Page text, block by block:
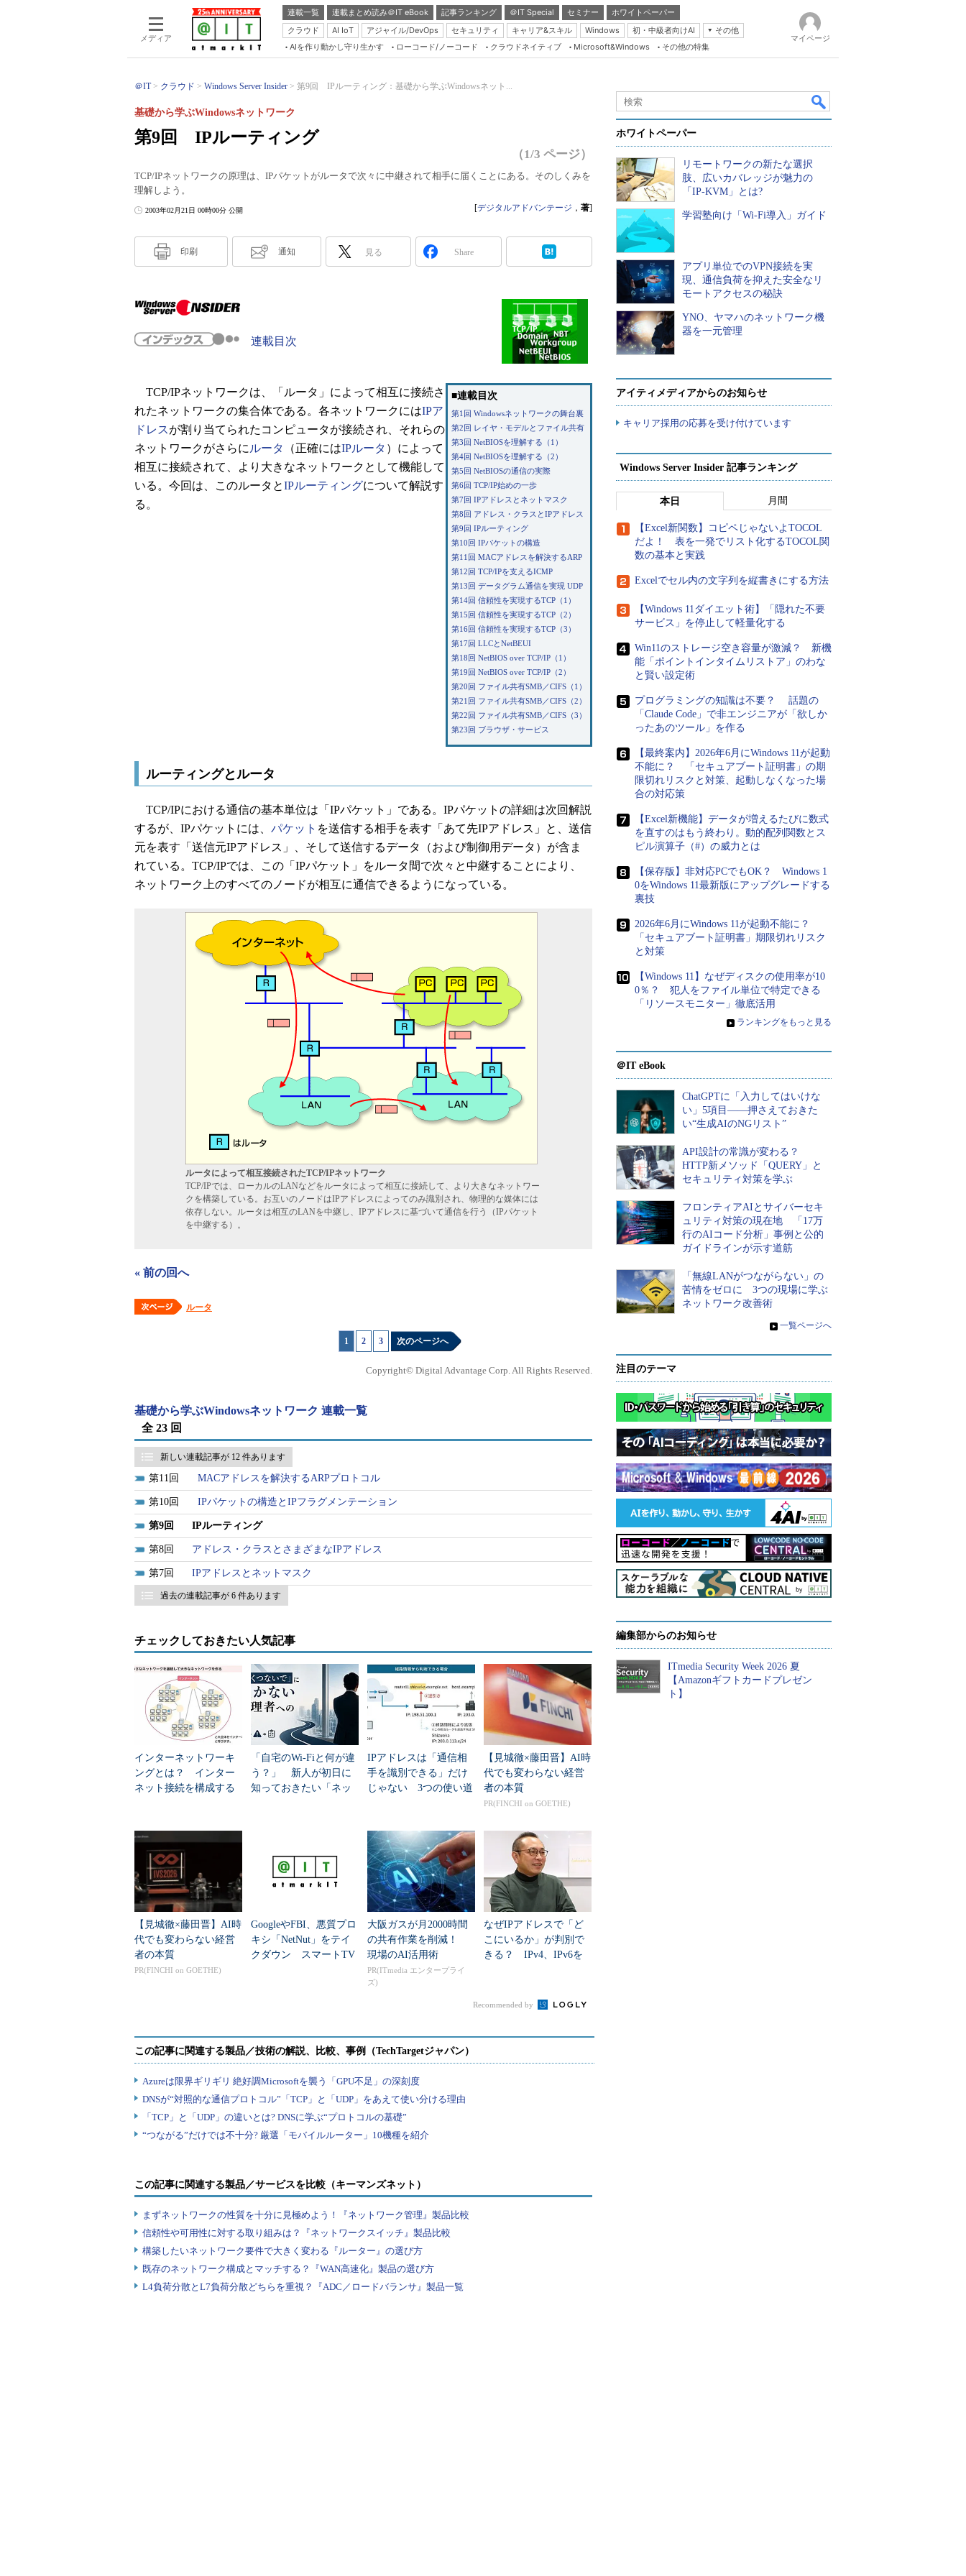
メディア
連載一覧 連載まとめ読み＠IT eBook 記事ランキング ＠IT Special セミナー
ホワイトペーパー
クラウド
AI IoT アジャイル/DevOps セキュリティ キャリア&スキル Windows 初・中級者向けAI
その他
Server & Storage
Database Expert
Master of IP Network
Security & Trust
Test & Tools
AIを作り動かし守り生かす ローコード/ノーコード クラウドネイティブ Microsoft&Windows その他の特集
マイページ
＠IT クラウド Windows Server Insider 第9回 IPルーティング：基礎から学ぶWindowsネット...
第9回 IPルーティング
基礎から学ぶWindowsネットワーク
（1/3 ページ）
TCP/IPネットワークの原理は、IPパケットがルータで次々に中継されて相手に届くことにある。そのしくみを
理解しよう。
2003年02月21日 00時00分 公開 [デジタルアドバンテージ ， 著]
印刷 通知 見る Share
連載目次
■連載目次
第1回 Windowsネットワークの舞台裏
第2回 レイヤ・モデルとファイル共有
第3回 NetBIOSを理解する（1）
第4回 NetBIOSを理解する（2）
第5回 NetBIOSの通信の実際
第6回 TCP/IP始めの一歩
第7回 IPアドレスとネットマスク
第8回 アドレス・クラスとIPアドレス
第9回 IPルーティング
第10回 IPパケットの構造
第11回 MACアドレスを解決するARP
第12回 TCP/IPを支えるICMP
第13回 データグラム通信を実現 UDP
第14回 信頼性を実現するTCP（1）
第15回 信頼性を実現するTCP（2）
第16回 信頼性を実現するTCP（3）
第17回 LLCとNetBEUI
第18回 NetBIOS over TCP/IP（1）
第19回 NetBIOS over TCP/IP（2）
第20回 ファイル共有SMB／CIFS（1）
第21回 ファイル共有SMB／CIFS（2）
第22回 ファイル共有SMB／CIFS（3）
第23回 ブラウザ・サービス
TCP/IPネットワークは、「ルータ」によって相互に接続さ
れたネットワークの集合体である。各ネットワークにはIPア
ドレスが割り当てられたコンピュータが接続され、それらの
ネットワークがさらに ルータ （正確にはIPルータ ）によって
相互に接続されて、より大きなネットワークとして機能して
いる。今回は、このルータとIPルーティングについて解説す
る。
ルーティングとルータ
TCP/IPにおける通信の基本単位は「IPパケット」である。IPパケットの詳細は次回解説
するが、IPパケットには、 パケット を送信する相手を表す「あて先IPアドレス」と、送信
元を表す「送信元IPアドレス」、そして送信するデータ（および制御用データ）が含ま
れている。TCP/IPでは、この「IPパケット」をルータ間で次々と中継することにより、
ネットワーク上のすべてのノードが相互に通信できるようになっている。
ルータによって相互接続されたTCP/IPネットワーク
TCP/IPでは、ローカルのLANなどをルータによって相互に接続して、より大きなネットワー
クを構築している。お互いのノードはIPアドレスによってのみ識別され、物理的な媒体には
依存しない。ルータは相互のLANを中継し、IPアドレスに基づいて通信を行う（IPパケット
を中継する）。
« 前の回へ
ルータ
1 2 3 次のページへ
Copyright© Digital Advantage Corp. All Rights Reserved.
基礎から学ぶWindowsネットワーク 連載一覧
全 23 回
新しい連載記事が 12 件あります
11 MACアドレスを解決するARPプロトコル
10 IPパケットの構造とIPフラグメンテーション
9 IPルーティング
8 アドレス・クラスとさまざまなIPアドレス
7 IPアドレスとネットマスク
過去の連載記事が 6 件あります
チェックしておきたい人気記事
インターネットワーキ
ングとは？ インター
ネット接続を構成する
「自宅のWi-Fiと何が違
う？」 新人が初日に
知っておきたい「ネッ
IPアドレスは「通信相
手を識別できる」だけ
じゃない 3つの使い道
【見城徹×藤田晋】AI時
代でも変わらない経営
者の本質
PR(FINCHI on GOETHE)
【見城徹×藤田晋】AI時
代でも変わらない経営
者の本質
PR(FINCHI on GOETHE)
GoogleやFBI、悪質プロ
キシ「NetNut」をテイ
クダウン スマートTV
大阪ガスが月2000時間
の共有作業を削減！
現場のAI活用術
PR(ITmedia エンタープライ
ズ)
なぜIPアドレスで「ど
こにいるか」が判別で
きる？ IPv4、IPv6を
Recommended by
この記事に関連する製品／サービスを比較（キーマンズネット）
まずネットワークの性質を十分に見極めよう！『ネットワーク管理』製品比較
信頼性や可用性に対する取り組みは？『ネットワークスイッチ』製品比較
構築したいネットワーク要件で大きく変わる『ルーター』の選び方
既存のネットワーク構成とマッチする？『WAN高速化』製品の選び方
L4負荷分散とL7負荷分散どちらを重視？『ADC／ロードバランサ』製品一覧
ホワイトペーパー
リモートワークの新たな選択
肢、広いカバレッジが魅力の
「IP-KVM」とは?
学習塾向け「Wi-Fi導入」ガイド
アプリ単位でのVPN接続を実
現、通信負荷を抑えた安全なリ
モートアクセスの秘訣
YNO、ヤマハのネットワーク機
器を一元管理
アイティメディアからのお知らせ
キャリア採用の応募を受け付けています
Windows Server Insider 記事ランキング
本日 月間
【Excel新関数】コピペじゃないよTOCOL
だよ！ 表を一発でリスト化するTOCOL関
数の基本と実践
Excelでセル内の文字列を縦書きにする方法
【Windows 11ダイエット術】「隠れた不要
サービス」を停止して軽量化する
Win11のストレージ空き容量が激減？ 新機
能「ポイントインタイムリストア」のわな
と賢い設定術
プログラミングの知識は不要？ 話題の
「Claude Code」で非エンジニアが「欲しか
ったあのツール」を作る
【最終案内】2026年6月にWindows 11が起動
不能に？ 「セキュアブート証明書」の期
限切れリスクと対策、起動しなくなった場
合の対応策
【Excel新機能】データが増えるたびに数式
を直すのはもう終わり。動的配列関数とス
ピル演算子（#）の威力とは
【保存版】非対応PCでもOK？ Windows 1
0をWindows 11最新版にアップグレードする
裏技
2026年6月にWindows 11が起動不能に？
「セキュアブート証明書」期限切れリスク
と対策
【Windows 11】なぜディスクの使用率が10
0％？ 犯人をファイル単位で特定できる
「リソースモニター」徹底活用
» ランキングをもっと見る
＠IT eBook
ChatGPTに「入力してはいけな
い」5項目――押さえておきた
い“生成AIのNGリスト”
API設計の常識が変わる？
HTTP新メソッド「QUERY」と
セキュリティ対策を学ぶ
フロンティアAIとサイバーセキ
ュリティ対策の現在地 「17万
行のAIコード分析」事例と公的
ガイドラインが示す道筋
「無線LANがつながらない」の
苦情をゼロに 3つの現場に学ぶ
ネットワーク改善術
» 一覧ページへ
注目のテーマ
編集部からのお知らせ
ITmedia Security Week 2026 夏
【Amazonギフトカードプレゼン
ト】